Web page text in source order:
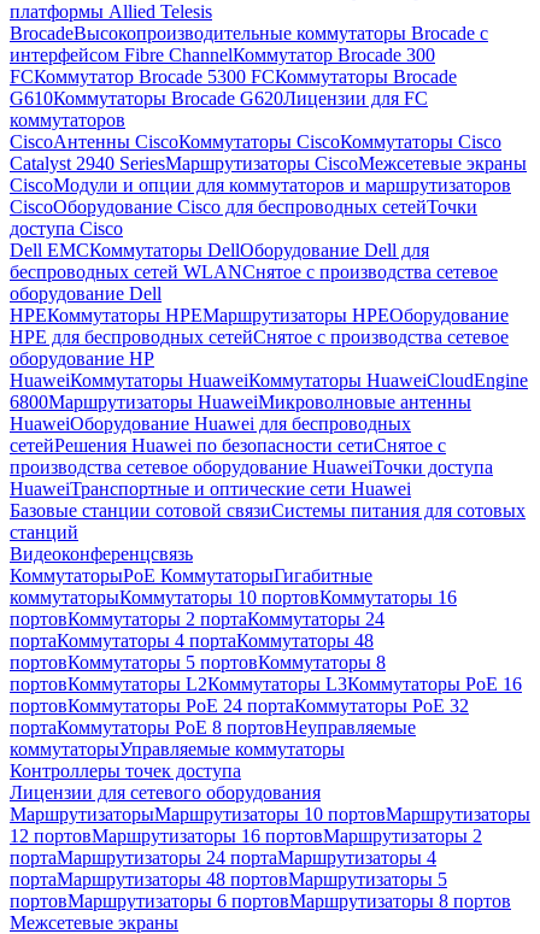
платформы Allied Telesis
BrocadeВысокопроизводительные коммутаторы Brocade с
интерфейсом Fibre ChannelКоммутатор Brocade 300
FCКоммутатор Brocade 5300 FCКоммутаторы Brocade
G610Коммутаторы Brocade G620Лицензии для FC
коммутаторов
CiscoАнтенны CiscoКоммутаторы CiscoКоммутаторы Cisco
Catalyst 2940 SeriesМаршрутизаторы CiscoМежсетевые экраны
CiscoМодули и опции для коммутаторов и маршрутизаторов
CiscoОборудование Cisco для беспроводных сетейТочки
доступа Cisco
Dell EMCКоммутаторы DellОборудование Dell для
беспроводных сетей WLANСнятое с производства сетевое
оборудование Dell
HPEКоммутаторы HPEМаршрутизаторы HPEОборудование
HPE для беспроводных сетейСнятое с производства сетевое
оборудование HP
HuaweiКоммутаторы HuaweiКоммутаторы HuaweiCloudEngine
6800Маршрутизаторы HuaweiМикроволновые антенны
HuaweiОборудование Huawei для беспроводных
сетейРешения Huawei по безопасности сетиСнятое с
производства сетевое оборудование HuaweiТочки доступа
HuaweiТранспортные и оптические сети Huawei
Базовые станции сотовой связиСистемы питания для сотовых
станций
Видеоконференцсвязь
КоммутаторыPoE КоммутаторыГигабитные
коммутаторыКоммутаторы 10 портовКоммутаторы 16
портовКоммутаторы 2 портаКоммутаторы 24
портаКоммутаторы 4 портаКоммутаторы 48
портовКоммутаторы 5 портовКоммутаторы 8
портовКоммутаторы L2Коммутаторы L3Коммутаторы PoE 16
портовКоммутаторы PoE 24 портаКоммутаторы PoE 32
портаКоммутаторы PoE 8 портовНеуправляемые
коммутаторыУправляемые коммутаторы
Контроллеры точек доступа
Лицензии для сетевого оборудования
МаршрутизаторыМаршрутизаторы 10 портовМаршрутизаторы
12 портовМаршрутизаторы 16 портовМаршрутизаторы 2
портаМаршрутизаторы 24 портаМаршрутизаторы 4
портаМаршрутизаторы 48 портовМаршрутизаторы 5
портовМаршрутизаторы 6 портовМаршрутизаторы 8 портов
Межсетевые экраны